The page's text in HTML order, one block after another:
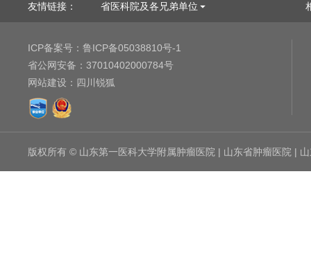
友情链接： 省医科院及各兄弟单位
ICP备案号： 鲁ICP备05038810号-1
省公网安备： 37010402000784号
网站建设 ： 四川锐狐
版权所有 © 山东第一医科大学附属肿瘤医院 | 山东省肿瘤医院 |